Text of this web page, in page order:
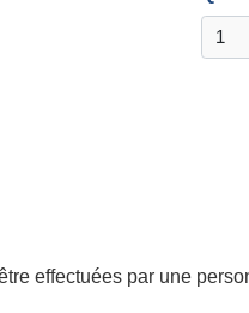
effectuées par une